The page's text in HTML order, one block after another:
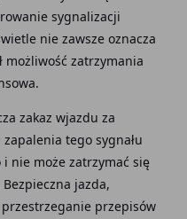
sygnalizacji
nie zawsze oznacza
możliwość zatrzymania
zakaz wjazdu za
tego sygnału
nie może zatrzymać się
jazda,
przepisów